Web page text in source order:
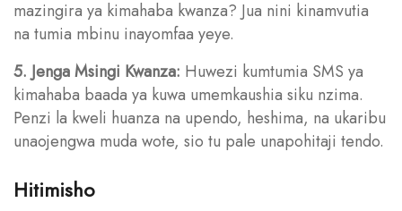
mazingira ya kimahaba kwanza? Jua nini kinamvutia
na tumia mbinu inayomfaa yeye.
5. Jenga Msingi Kwanza: Huwezi kumtumia SMS ya
kimahaba baada ya kuwa umemkaushia siku nzima.
Penzi la kweli huanza na upendo, heshima, na ukaribu
unaojengwa muda wote, sio tu pale unapohitaji tendo.
Hitimisho